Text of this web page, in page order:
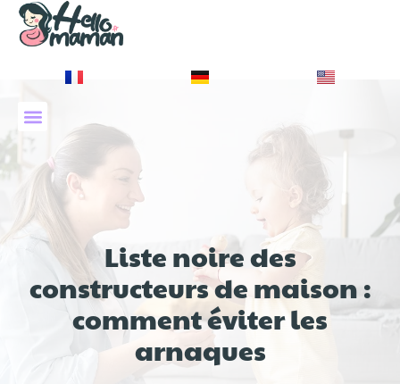
Liste noire des
constructeurs de maison :
comment éviter les
arnaques